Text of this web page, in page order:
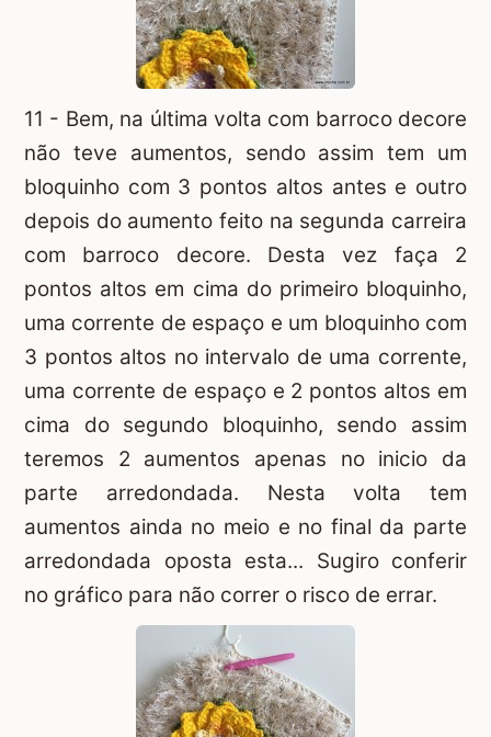
11 - Bem, na última volta com barroco decore
não teve aumentos, sendo assim tem um
bloquinho com 3 pontos altos antes e outro
depois do aumento feito na segunda carreira
com barroco decore. Desta vez faça 2
pontos altos em cima do primeiro bloquinho,
uma corrente de espaço e um bloquinho com
3 pontos altos no intervalo de uma corrente,
uma corrente de espaço e 2 pontos altos em
cima do segundo bloquinho, sendo assim
teremos 2 aumentos apenas no inicio da
parte arredondada. Nesta volta tem
aumentos ainda no meio e no final da parte
arredondada oposta esta... Sugiro conferir
no gráfico para não correr o risco de errar.